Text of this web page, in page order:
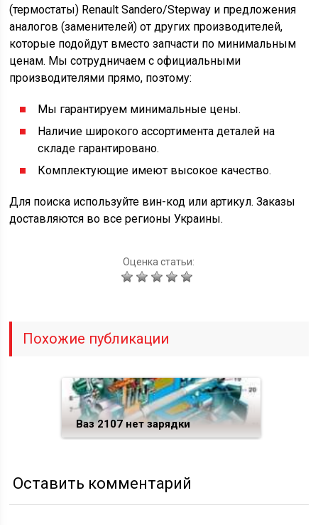
(термостаты) Renault Sandero/Stepway и предложения
аналогов (заменителей) от других производителей,
которые подойдут вместо запчасти по минимальным
ценам. Мы сотрудничаем с официальными
производителями прямо, поэтому:
Мы гарантируем минимальные цены.
Наличие широкого ассортимента деталей на
складе гарантировано.
Комплектующие имеют высокое качество.
Для поиска используйте вин-код или артикул. Заказы
доставляются во все регионы Украины.
Оценка статьи:
Похожие публикации
Ваз 2107 нет зарядки
Оставить комментарий